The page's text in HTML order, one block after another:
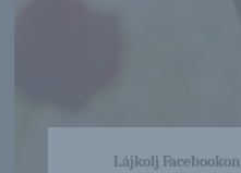
Lájkolj Facebookon